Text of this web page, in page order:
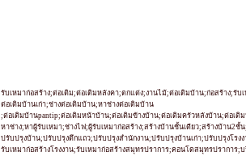
รับเหมาก่อสร้าง;ต่อเติม;ต่อเติมหลังคา;ตกแต่ง;งานไม้;ต่อเติมบ้าน;ก่อสร้าง;
ต่อเติมบ้านเก่า;ช่างต่อเติมบ้าน;หาช่างต่อเติมบ้าน
;ต่อเติมบ้านpantip;ต่อเติมหน้าบ้าน;ต่อเติมข้างบ้าน;ต่อเติมครัวหลังบ้าน;ต่อเติ
หาช่าง;หาผู้รับเหมา;ช่างไฟ;ผู้รับเหมาก่อสร้าง;สร้างบ้านชั้นเดียว;สร้างบ้าน2ชั้
ปรับปรุงบ้าน;ปรับปรุงตึกแถว;ปรับปรุงสำนักงาน;ปรับปรุงบ้านเก่า;ปรับปรุงโร
รับเหมาก่อสร้างโรงงาน;รับเหมาก่อสร้างสมุทรปราการ;คอนโดสมุทรปราการ